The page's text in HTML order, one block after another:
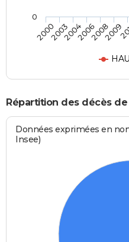
200020032004200620082009
0
Répartition des décès de
Données exprimées en
Insee)